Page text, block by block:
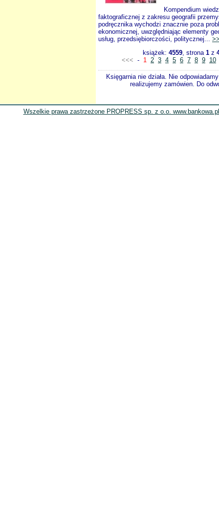
Kompendium
faktograficznej z zakresu geografii
podręcznika wychodzi znacznie poza
ekonomicznej, uwzględniając elementy
usług, przedsiębiorczości, politycznej...
książek: 4559, strona 1 z
<<< - 1 2 3 4 5 6 7 8 9 10
Księgarnia nie działa. Nie
realizujemy zamówien. Do
Wszelkie prawa zastrzeżone PROPRESS sp. z o.o.